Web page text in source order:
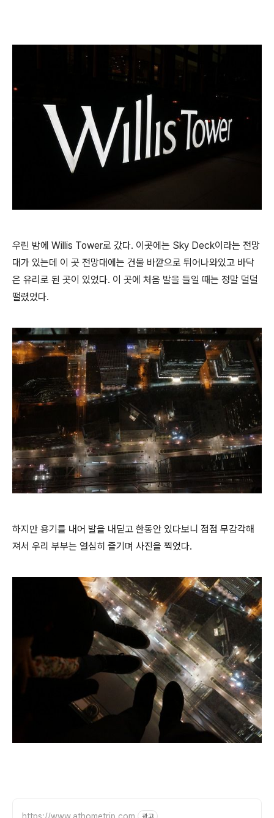
우린 밤에 Willis Tower로 갔다. 이곳에는 Sky Deck이라는 전망
대가 있는데 이 곳 전망대에는 건물 바깥으로 튀어나와있고 바닥
은 유리로 된 곳이 있었다. 이 곳에 처음 발을 들일 때는 정말 덜덜
떨렸었다.
하지만 용기를 내어 발을 내딛고 한동안 있다보니 점점 무감각해
져서 우리 부부는 열심히 즐기며 사진을 찍었다.
https://www.athometrip.com 광고